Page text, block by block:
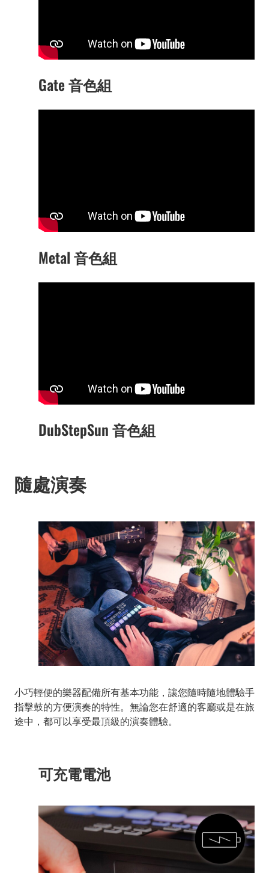
Gate 音色組
Metal 音色組
DubStepSun 音色組
隨處演奏
小巧輕便的樂器配備所有基本功能，讓您隨時隨地體驗手
指擊鼓的方便演奏的特性。無論您在舒適的客廳或是在旅
途中，都可以享受最頂級的演奏體驗。
可充電電池